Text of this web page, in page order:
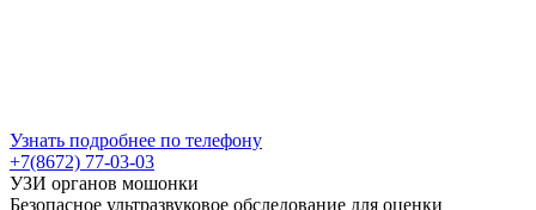
Узнать подробнее по телефону
+7(8672) 77-03-03
УЗИ органов мошонки
Безопасное ультразвуковое обследование для оценки